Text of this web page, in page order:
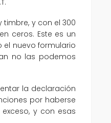
y con el 300
ceros. Este es un
el nuevo formulario
no las podemos
la declaración
por haberse
y con esas